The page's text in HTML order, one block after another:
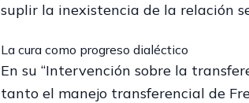
suplir la inexistencia de la relación
La cura como progreso dialéctico
En su “Intervención sobre la
tanto el manejo transferencial de